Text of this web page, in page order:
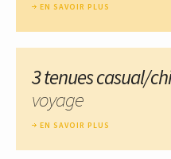
EN SAVOIR PLUS
3 tenues casual/
voyage
EN SAVOIR PLUS